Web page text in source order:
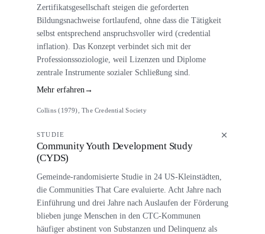
Zertifikatsgesellschaft steigen die geforderten
Bildungsnachweise fortlaufend, ohne dass die Tätigkeit
selbst entsprechend anspruchsvoller wird (credential
inflation). Das Konzept verbindet sich mit der
Professionssoziologie, weil Lizenzen und Diplome
zentrale Instrumente sozialer Schließung sind.
Mehr erfahren →
Collins (1979), The Credential Society
STUDIE
Community Youth Development Study
(CYDS)
Gemeinde-randomisierte Studie in 24 US-Kleinstädten,
die Communities That Care evaluierte. Acht Jahre nach
Einführung und drei Jahre nach Auslaufen der Förderung
blieben junge Menschen in den CTC-Kommunen
häufiger abstinent von Substanzen und Delinquenz als